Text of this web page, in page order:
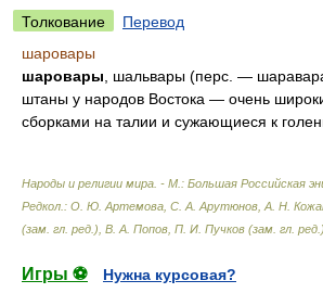
Толкование
Перевод
шаровары
шаровары , шальвары (перс. —
штаны у народов Востока — очень
сборками на талии и сужающиеся к
Народы и религии мира. - М.: Большая Российская
Редкол.: О. Ю. Артемова, С. А. Арутюнов, А. Н.
(зам. гл. ред.), В. А. Попов, П. И. Пучков (зам. гл.
Игры ⚽
Нужна курсовая?